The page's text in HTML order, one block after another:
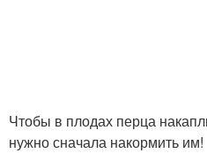
Чтобы в плодах перца
нужно сначала накормить им!